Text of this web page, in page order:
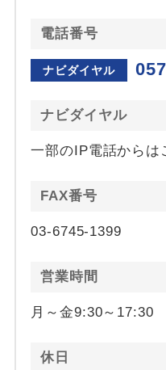
電話番号
ナビダイヤル
ナビダイヤル
一部のIP電話からは
FAX番号
03-6745-1399
営業時間
月～金9:30～17:30
休日